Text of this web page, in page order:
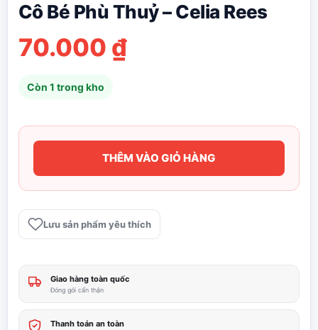
Cô Bé Phù Thuỷ – Celia Rees
70.000 ₫
Còn 1 trong kho
Thuỷ
-
Rees
số
lượng
THÊM VÀO GIỎ HÀNG
Lưu sản phẩm yêu thích
Giao hàng toàn quốc
Đóng gói cẩn thận
Thanh toán an toàn